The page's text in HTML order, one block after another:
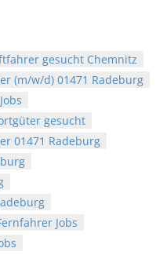
gesucht Chemnitz
(m/w/d) 01471 Radeburg
gesucht
01471 Radeburg
Jobs